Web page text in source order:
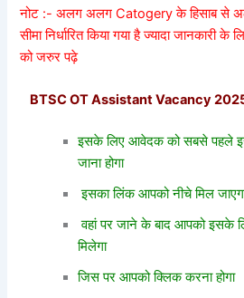
नोट :- अलग अलग Catogery के हिसाब से
सीमा निर्धारित किया गया है ज्यादा जानकारी
को जरुर पढ़े
BTSC OT Assistant Vacancy
इसके लिए आवेदक को सबसे पहले
जाना होगा
इसका लिंक आपको नीचे मिल
वहां पर जाने के बाद आपको इसके
मिलेगा
जिस पर आपको क्लिक करना होगा